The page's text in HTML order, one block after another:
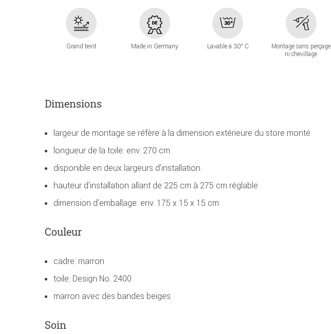
Grand teint Made in Germany Lavable à 30° C
Montage sans perçage
ni chevillage
Dimensions
largeur de montage se réfère à la dimension extérieure du store monté
longueur de la toile: env. 270 cm
disponible en deux largeurs d'installation
hauteur d'installation allant de 225 cm à 275 cm réglable
dimension d'emballage: env. 175 x 15 x 15 cm
Couleur
cadre: marron
toile: Design No. 2400
marron avec des bandes beiges
Soin